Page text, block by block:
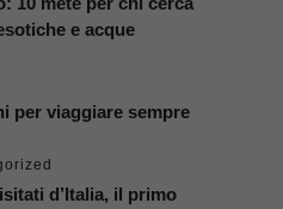
e acque
per viaggiare sempre
d’Italia, il primo